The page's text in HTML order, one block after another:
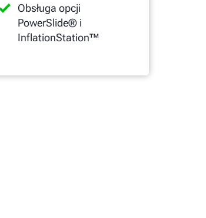
Obsługa opcji
PowerSlide® i
InflationStation™